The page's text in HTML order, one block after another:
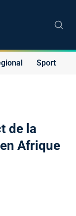
Sport
de la
Afrique